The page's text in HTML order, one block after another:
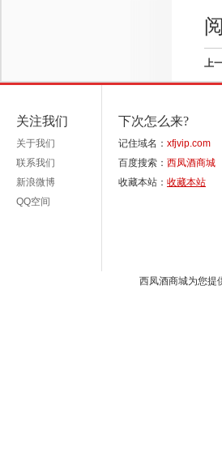
上
关注我们
关于我们
联系我们
新浪微博
QQ空间
下次怎么来?
记住域名： xfjvip.com
百度搜索： 西凤酒商城
收藏本站： 收藏本站
西凤酒商城为您提